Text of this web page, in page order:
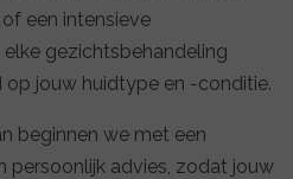
een intensieve
gezichtsbehandeling
jouw huidtype en -conditie.
beginnen we met een
persoonlijk advies, zodat jouw